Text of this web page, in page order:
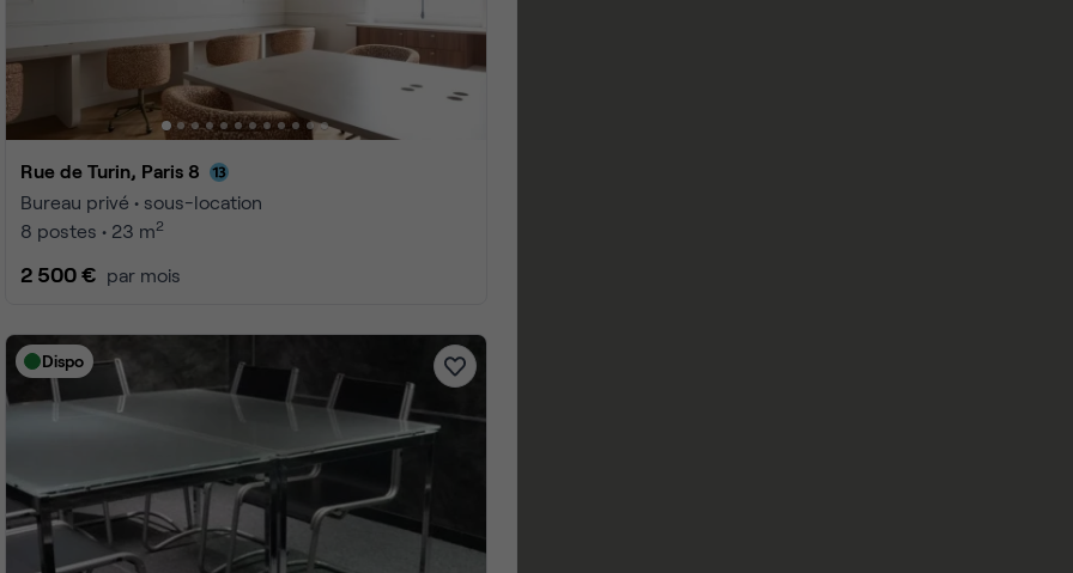
Voir toutes les photos
Rue de Turin, Paris 8
Bureau privé • sous-location
8 postes • 23 m2
2 500 € par mois
Dispo